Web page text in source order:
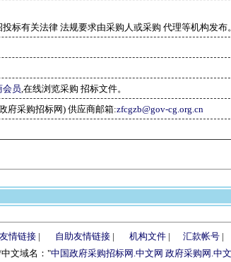
标有关法律 法规要求由采购人或采购 代理等机构发布。
会员,在线浏览采购 招标文件。
府采购招标网) 供应商邮箱:zfcgzb@gov-cg.org.cn
友情链接 | 自助友情链接 | 机构文件 | 汇款帐号 |
文域名："中国政府采购招标网.中文网 政府采购网.中